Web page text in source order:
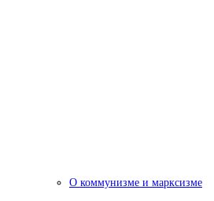
О коммунизме и марксизме